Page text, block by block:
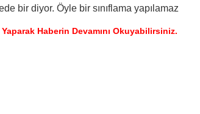
bir diyor. Öyle bir sınıflama yapılamaz
Haberin Devamını Okuyabilirsiniz.